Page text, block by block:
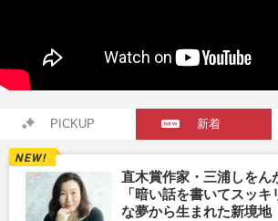
PICKUP 新着
直木賞作家・三浦しをん
「暗い話を書いてスッ
な夢から生まれた新境地